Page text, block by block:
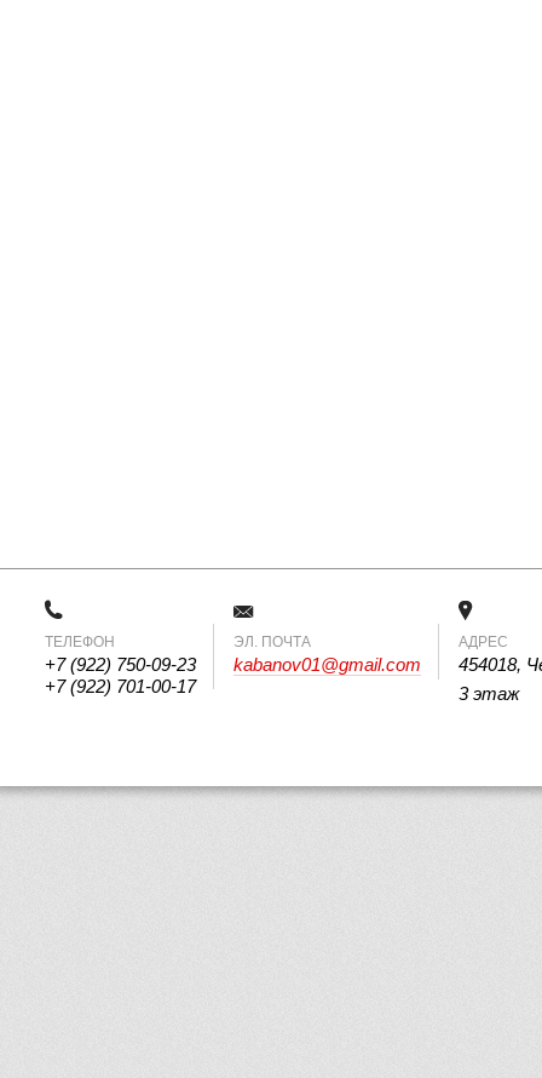
ТЕЛЕФОН
+7 (922) 750-09-23
+7 (922) 701-00-17
ЭЛ. ПОЧТА
kabanov01@gmail.com
АДРЕС
454018,
3 этаж